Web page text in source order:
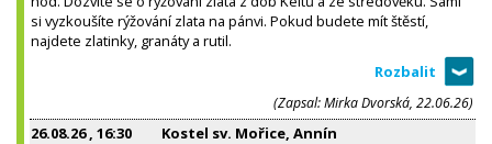
si vyzkoušíte rýžování zlata na pánvi. Pokud budete mít štěstí,
najdete zlatinky, granáty a rutil.
(Zapsal: Mirka Dvorská, 22.06.26)
26.08.26, 16:30
Kostel sv. Mořice, Annín